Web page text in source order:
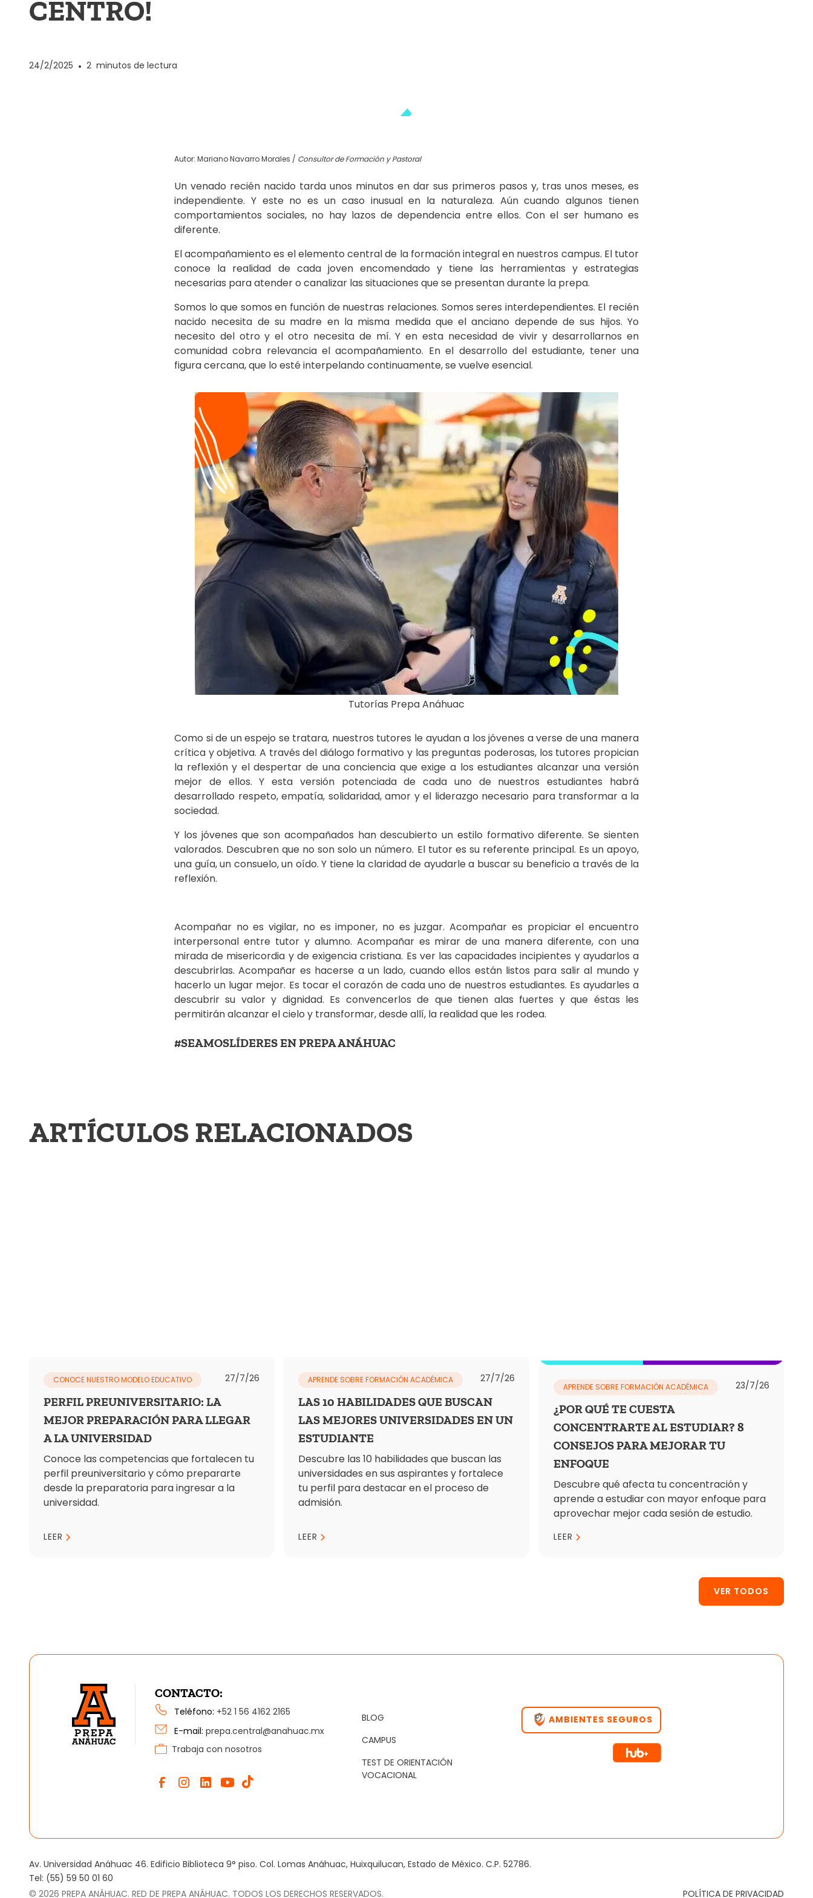
CENTRO!
24/2/2025 • 2 minutos de lectura
Autor: Mariano Navarro Morales / Consultor de Formación y Pastoral
Un venado recién nacido tarda unos minutos en dar sus primeros pasos y, tras unos meses, es
independiente. Y este no es un caso inusual en la naturaleza. Aún cuando algunos tienen
comportamientos sociales, no hay lazos de dependencia entre ellos. Con el ser humano es
diferente.
El acompañamiento es el elemento central de la formación integral en nuestros campus. El tutor
conoce la realidad de cada joven encomendado y tiene las herramientas y estrategias
necesarias para atender o canalizar las situaciones que se presentan durante la prepa.
Somos lo que somos en función de nuestras relaciones. Somos seres interdependientes. El recién
nacido necesita de su madre en la misma medida que el anciano depende de sus hijos. Yo
necesito del otro y el otro necesita de mí. Y en esta necesidad de vivir y desarrollarnos en
comunidad cobra relevancia el acompañamiento. En el desarrollo del estudiante, tener una
figura cercana, que lo esté interpelando continuamente, se vuelve esencial.
Tutorías Prepa Anáhuac
Como si de un espejo se tratara, nuestros tutores le ayudan a los jóvenes a verse de una manera
crítica y objetiva. A través del diálogo formativo y las preguntas poderosas, los tutores propician
la reflexión y el despertar de una conciencia que exige a los estudiantes alcanzar una versión
mejor de ellos. Y esta versión potenciada de cada uno de nuestros estudiantes habrá
desarrollado respeto, empatía, solidaridad, amor y el liderazgo necesario para transformar a la
sociedad.
Y los jóvenes que son acompañados han descubierto un estilo formativo diferente. Se sienten
valorados. Descubren que no son solo un número. El tutor es su referente principal. Es un apoyo,
una guía, un consuelo, un oído. Y tiene la claridad de ayudarle a buscar su beneficio a través de la
reflexión.
Acompañar no es vigilar, no es imponer, no es juzgar. Acompañar es propiciar el encuentro
interpersonal entre tutor y alumno. Acompañar es mirar de una manera diferente, con una
mirada de misericordia y de exigencia cristiana. Es ver las capacidades incipientes y ayudarlos a
descubrirlas. Acompañar es hacerse a un lado, cuando ellos están listos para salir al mundo y
hacerlo un lugar mejor. Es tocar el corazón de cada uno de nuestros estudiantes. Es ayudarles a
descubrir su valor y dignidad. Es convencerlos de que tienen alas fuertes y que éstas les
permitirán alcanzar el cielo y transformar, desde allí, la realidad que les rodea.
#SEAMOSLÍDERES EN PREPA ANÁHUAC
ARTÍCULOS RELACIONADOS
CONOCE NUESTRO MODELO EDUCATIVO 27/7/26
PERFIL PREUNIVERSITARIO: LA
MEJOR PREPARACIÓN PARA LLEGAR
A LA UNIVERSIDAD
Conoce las competencias que fortalecen tu
perfil preuniversitario y cómo prepararte
desde la preparatoria para ingresar a la
universidad.
LEER
APRENDE SOBRE FORMACIÓN ACADÉMICA 27/7/26
LAS 10 HABILIDADES QUE BUSCAN
LAS MEJORES UNIVERSIDADES EN UN
ESTUDIANTE
Descubre las 10 habilidades que buscan las
universidades en sus aspirantes y fortalece
tu perfil para destacar en el proceso de
admisión.
LEER
APRENDE SOBRE FORMACIÓN ACADÉMICA 23/7/26
¿POR QUÉ TE CUESTA
CONCENTRARTE AL ESTUDIAR? 8
CONSEJOS PARA MEJORAR TU
ENFOQUE
Descubre qué afecta tu concentración y
aprende a estudiar con mayor enfoque para
aprovechar mejor cada sesión de estudio.
LEER
VER TODOS
CONTACTO:
Teléfono: +52 1 56 4162 2165
E-mail: prepa.central@anahuac.mx
Trabaja con nosotros
BLOG
CAMPUS
TEST DE ORIENTACIÓN
VOCACIONAL
AMBIENTES SEGUROS
Av. Universidad Anáhuac 46. Edificio Biblioteca 9° piso. Col. Lomas Anáhuac, Huixquilucan, Estado de México. C.P. 52786.
Tel: (55) 59 50 01 60
© 2026 PREPA ANÁHUAC. RED DE PREPA ANÁHUAC. TODOS LOS DERECHOS RESERVADOS. POLÍTICA DE PRIVACIDAD